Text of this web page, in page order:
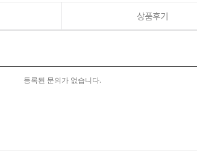
상품후기
등록된 문의가 없습니다.